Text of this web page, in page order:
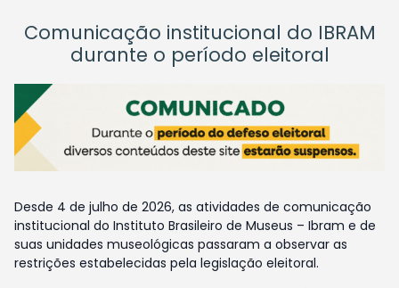
Comunicação institucional do IBRAM
durante o período eleitoral
Desde 4 de julho de 2026, as atividades de comunicação
institucional do Instituto Brasileiro de Museus – Ibram e de
suas unidades museológicas passaram a observar as
restrições estabelecidas pela legislação eleitoral.